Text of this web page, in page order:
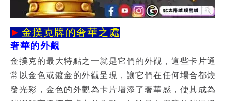
► 金撲克牌的奢華之處
奢華的外觀
金撲克的最大特點之一就是它們的外觀，這些卡片通
常以金色或鍍金的外觀呈現，讓它們在任何場合都煥
發光彩，金色的外觀為卡片增添了奢華感，使其成為